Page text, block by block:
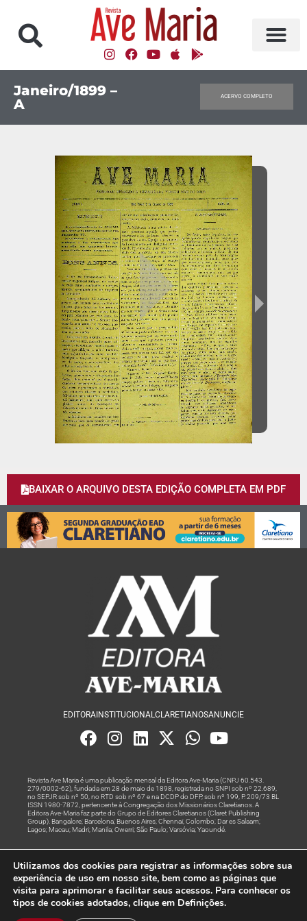
Janeiro/1899 –
A
ACERVO COMPLETO
BAIXAR O ARQUIVO DESTA EDIÇÃO COMPLETA EM PDF
EDITORA INSTITUCIONALCLARETIANOSANUNCIE
Revista Ave Maria é uma publicação mensal da Editora Ave-Maria (CNPJ 60.543.
279/0002-62), fundada em 28 de maio de 1898, registrada no SNPI sob nº 22.689,
no SEPJR sob nº 50, no RTD sob nº 67 e na DCDP do DFP, sob nº 199, P. 209/73 BL
ISSN 1980-7872, pertencente à Congregação dos Missionários Claretianos. A
Editora Ave-Maria faz parte do Grupo de Editores Claretianos (Claret Publishing
Group). Bangalore; Barcelona; Buenos Aires; Chennai; Colombo; Dar es Salaam;
Lagos; Macau; Madri; Manila; Owerri; São Paulo; Varsóvia; Yaoundé.
Rede
© Todos os Direitos Reservados
Utilizamos dos cookies para registrar as informações sobre sua
experiência de uso em nosso site, bem como as páginas que
visita para aprimorar e facilitar seus acessos. Para conhecer os
tipos de cookies adotados, clique em Definições.